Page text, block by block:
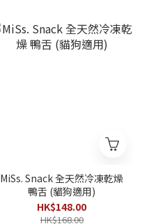
MiSs. Snack 全天然冷凍乾燥
鴨舌 (貓狗適用)
HK$148.00
HK$168.00